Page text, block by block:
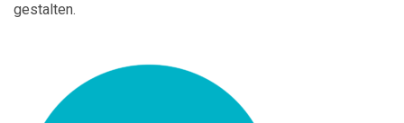
gestalten.